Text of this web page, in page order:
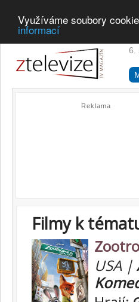
Využíváme soubory
informací
6.
Reklama
Filmy k
USA |